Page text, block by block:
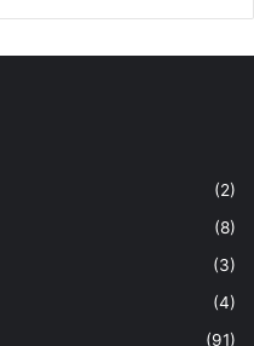
(2)
(8)
(3)
(4)
(91)